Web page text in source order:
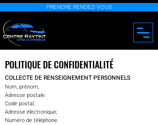
PRENDRE RENDEZ-VOUS
POLITIQUE DE CONFIDENTIALITÉ
COLLECTE DE RENSEIGNEMENT PERSONNELS
Nom, prénom;
Adresse postale;
Code postal;
Adresse électronique;
Numéro de téléphone.